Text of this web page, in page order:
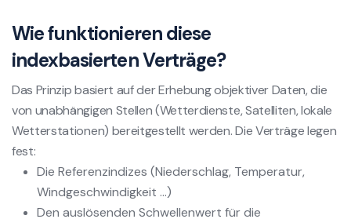
Wie funktionieren diese
indexbasierten Verträge?
Das Prinzip basiert auf der Erhebung objektiver Daten, die
von unabhängigen Stellen (Wetterdienste, Satelliten, lokale
Wetterstationen) bereitgestellt werden. Die Verträge legen
fest:
Die Referenzindizes (Niederschlag, Temperatur,
Windgeschwindigkeit ...)
Den auslösenden Schwellenwert für die